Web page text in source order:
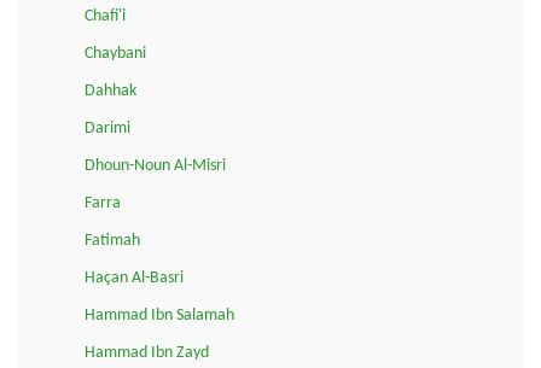
Chafi'i
Chaybani
Dahhak
Darimi
Dhoun-Noun Al-Misri
Farra
Fatimah
Haçan Al-Basri
Hammad Ibn Salamah
Hammad Ibn Zayd